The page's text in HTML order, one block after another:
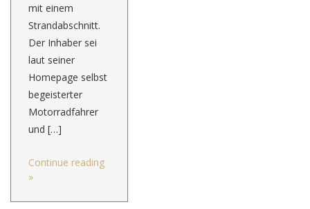
mit einem
Strandabschnitt.
Der Inhaber sei
laut seiner
Homepage selbst
begeisterter
Motorradfahrer
und […]
Continue reading
»